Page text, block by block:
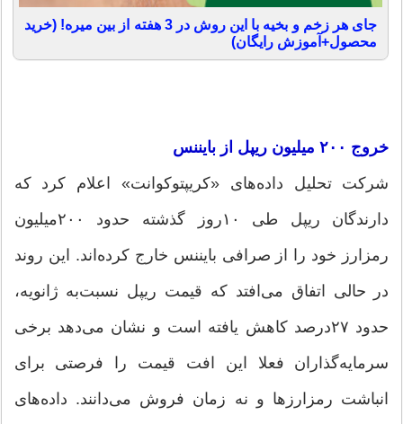
جای هر زخم و بخیه با این روش در 3 هفته از بین میره! (خرید
محصول+آموزش رایگان)
خروج ۲۰۰‌ میلیون ریپل از بایننس
شرکت تحلیل داده‌های «کریپتوکوانت» اعلام کرد که
دارندگان ریپل طی ۱۰روز گذشته حدود ۲۰۰‌میلیون
رمزارز خود را از صرافی بایننس خارج کرده‌اند. این روند
در حالی اتفاق می‌افتد که قیمت ریپل نسبت‌به ژانویه،
حدود ۲۷‌درصد کاهش یافته است و نشان می‌دهد برخی
سرمایه‌گذاران فعلا این افت قیمت را فرصتی برای
انباشت رمزارزها و نه زمان فروش می‌دانند. داده‌های